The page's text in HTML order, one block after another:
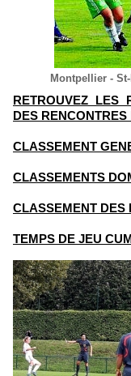
Montpellier -
RETROUVEZ LES RESUMES ET FICHES TECHNIQUES
DES RENCONTRES
CLASSEMENT
CLASSEMENTS
CLASSEMENT DES
TEMPS DE JEU